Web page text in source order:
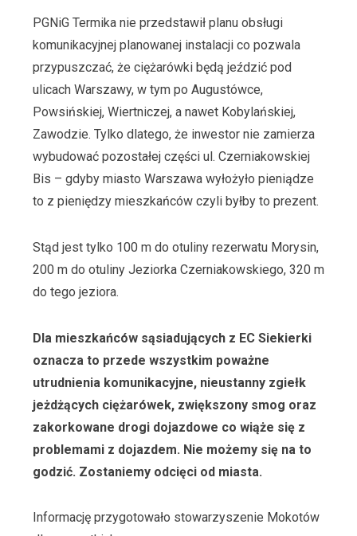
PGNiG Termika nie przedstawił planu obsługi
komunikacyjnej planowanej instalacji co pozwala
przypuszczać, że ciężarówki będą jeździć pod
ulicach Warszawy, w tym po Augustówce,
Powsińskiej, Wiertniczej, a nawet Kobylańskiej,
Zawodzie. Tylko dlatego, że inwestor nie zamierza
wybudować pozostałej części ul. Czerniakowskiej
Bis – gdyby miasto Warszawa wyłożyło pieniądze
to z pieniędzy mieszkańców czyli byłby to prezent.
Stąd jest tylko 100 m do otuliny rezerwatu Morysin,
200 m do otuliny Jeziorka Czerniakowskiego, 320 m
do tego jeziora.
Dla mieszkańców sąsiadujących z EC Siekierki
oznacza to przede wszystkim poważne
utrudnienia komunikacyjne, nieustanny zgiełk
jeżdżących ciężarówek, zwiększony smog oraz
zakorkowane drogi dojazdowe co wiąże się z
problemami z dojazdem. Nie możemy się na to
godzić. Zostaniemy odcięci od miasta.
Informację przygotowało stowarzyszenie Mokotów